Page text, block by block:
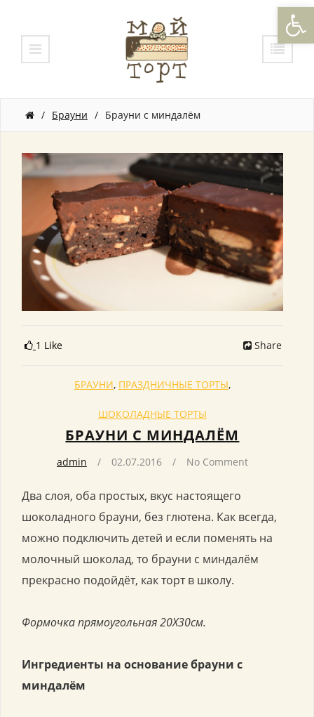
/ Брауни / Брауни с миндалём
1 Like Share
БРАУНИ, ПРАЗДНИЧНЫЕ ТОРТЫ,
ШОКОЛАДНЫЕ ТОРТЫ
БРАУНИ С МИНДАЛЁМ
admin 02.07.2016 No Comment
Два слоя, оба простых, вкус настоящего
шоколадного брауни, без глютена. Как всегда,
можно подключить детей и если поменять на
молочный шоколад, то брауни с миндалём
прекрасно подойдёт, как торт в школу.
Формочка прямоугольная 20Х30см.
Ингредиенты на основание брауни с
миндалём